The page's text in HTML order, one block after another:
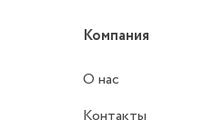
Компания
О нас
Контакты